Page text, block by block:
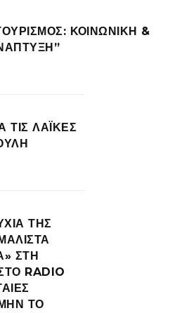
ΚΟΙΝΩΝΙΚΗ &
ΤΙΣ ΛΑΪΚΕΣ
ΤΗΣ
ΣΤΗ
RADIO
ΤΟ